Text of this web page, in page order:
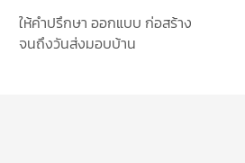
ให้คำปรึกษา ออกแบบ ก่อสร้าง
จนถึงวันส่งมอบบ้าน